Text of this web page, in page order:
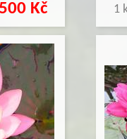
500 Kč 1